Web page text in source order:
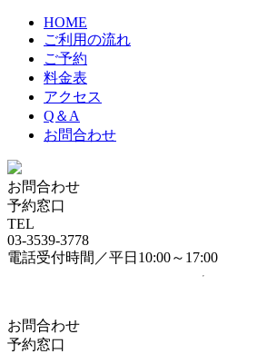
HOME
ご利用の流れ
ご予約
料金表
アクセス
Q＆A
お問合わせ
お問合わせ
予約窓口
TEL
03-3539-3778
電話受付時間／平日10:00～17:00
お問合わせ
予約窓口